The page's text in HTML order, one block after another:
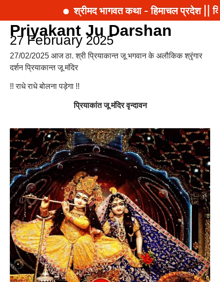
श्रीमद भागवत कथा - हिमाचल प्रदेश ||
Priyakant Ju Darshan
27 February 2025
27/02/2025 आज ठा. श्री प्रियाकान्त जू भगवान के अलौकिक श्रृंगार
दर्शन प्रियाकान्त जू मंदिर
!! राधे राधे बोलना पड़ेगा !!
प्रियाकांत जू मंदिर वृन्दावन